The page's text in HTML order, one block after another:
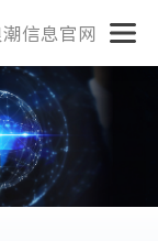
信息官网